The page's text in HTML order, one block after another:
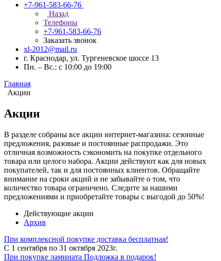
+7-961-583-66-76
Назад
Телефоны
+7-961-583-66-76
Заказать звонок
xl-2012@mail.ru
г. Краснодар, ул. Тургеневское шоссе 13
Пн. – Вс.: с 10:00 до 19:00
Главная
Акции
Акции
В разделе собраны все акции интернет-магазина: сезонные
предложения, разовые и постоянные распродажи. Это
отличная возможность сэкономить на покупке отдельного
товара или целого набора. Акции действуют как для новых
покупателей, так и для постоянных клиентов. Обращайте
внимание на сроки акций и не забывайте о том, что
количество товара ограничено. Следите за нашими
предложениями и приобретайте товары с выгодой до 50%!
Действующие акции
Архив
При комплексной покупке доставка бесплатная!
С 1 сентября по 31 октября 2023г.
При покупке ламината Подложка в подарок!